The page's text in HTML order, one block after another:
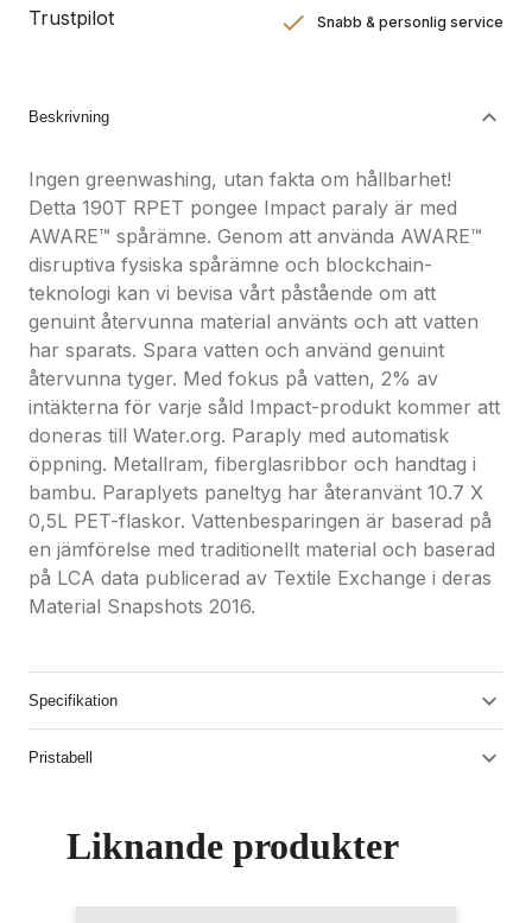
Trustpilot Snabb & personlig service
Beskrivning
Ingen greenwashing, utan fakta om hållbarhet!
Detta 190T RPET pongee Impact paraly är med
AWARE™ spårämne. Genom att använda AWARE™
disruptiva fysiska spårämne och blockchain-
teknologi kan vi bevisa vårt påstående om att
genuint återvunna material använts och att vatten
har sparats. Spara vatten och använd genuint
återvunna tyger. Med fokus på vatten, 2% av
intäkterna för varje såld Impact-produkt kommer att
doneras till Water.org. Paraply med automatisk
öppning. Metallram, fiberglasribbor och handtag i
bambu. Paraplyets paneltyg har återanvänt 10.7 X
0,5L PET-flaskor. Vattenbesparingen är baserad på
en jämförelse med traditionellt material och baserad
på LCA data publicerad av Textile Exchange i deras
Material Snapshots 2016.
Specifikation
Pristabell
Liknande produkter